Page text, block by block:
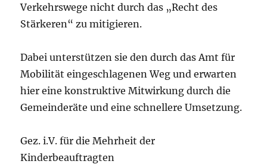
Verkehrswege nicht durch das „Recht des
Stärkeren“ zu mitigieren.
Dabei unterstützen sie den durch das Amt für
Mobilität eingeschlagenen Weg und erwarten
hier eine konstruktive Mitwirkung durch die
Gemeinderäte und eine schnellere Umsetzung.
Gez. i.V. für die Mehrheit der
Kinderbeauftragten